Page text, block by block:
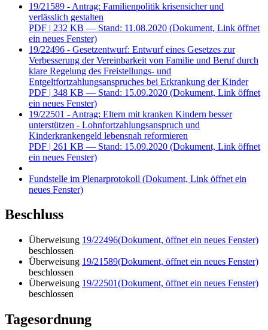
19/21589 - Antrag: Familienpolitik krisensicher und
verlässlich gestalten
PDF | 232 KB — Stand: 11.08.2020 (Dokument, Link öffnet
ein neues Fenster)
19/22496 - Gesetzentwurf: Entwurf eines Gesetzes zur
Verbesserung der Vereinbarkeit von Familie und Beruf durch
klare Regelung des Freistellungs- und
Entgeltfortzahlungsanspruches bei Erkrankung der Kinder
PDF | 348 KB — Stand: 15.09.2020 (Dokument, Link öffnet
ein neues Fenster)
19/22501 - Antrag: Eltern mit kranken Kindern besser
unterstützen - Lohnfortzahlungsanspruch und
Kinderkrankengeld lebensnah reformieren
PDF | 261 KB — Stand: 15.09.2020 (Dokument, Link öffnet
ein neues Fenster)
Fundstelle im Plenarprotokoll (Dokument, Link öffnet ein
neues Fenster)
Beschluss
Überweisung 19/22496(Dokument, öffnet ein neues Fenster)
beschlossen
Überweisung 19/21589(Dokument, öffnet ein neues Fenster)
beschlossen
Überweisung 19/22501(Dokument, öffnet ein neues Fenster)
beschlossen
Tagesordnung